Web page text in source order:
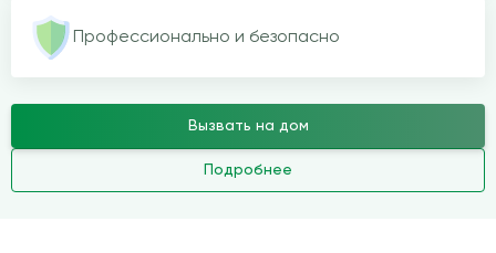
Профессионально и безопасно
Вызвать на дом
Подробнее